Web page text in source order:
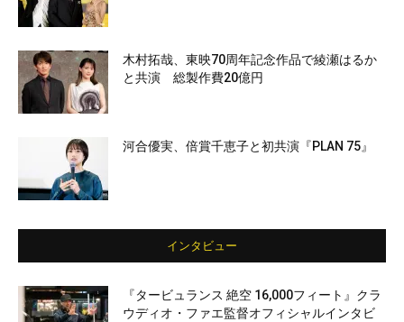
木村拓哉、東映70周年記念作品で綾瀬はるか
と共演 総製作費20億円
河合優実、倍賞千恵子と初共演『PLAN 75』
インタビュー
『タービュランス 絶空 16,000フィート』クラ
ウディオ・ファエ監督オフィシャルインタビ